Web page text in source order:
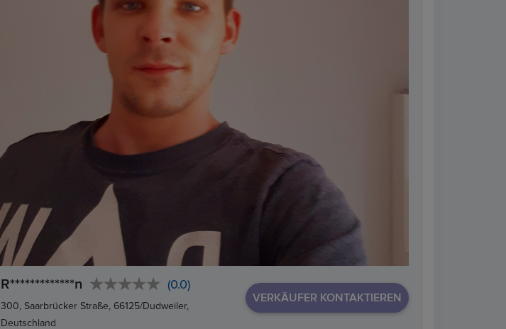
R*************n (0.0)
300, Saarbrücker Straße, 66125/Dudweiler,
Deutschland
VERKÄUFER KONTAKTIEREN